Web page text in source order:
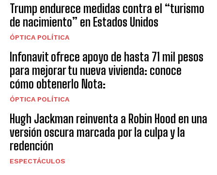
Trump endurece medidas contra el “turismo
de nacimiento” en Estados Unidos
ÓPTICA POLÍTICA
Infonavit ofrece apoyo de hasta 71 mil pesos
para mejorar tu nueva vivienda: conoce
cómo obtenerlo Nota:
ÓPTICA POLÍTICA
Hugh Jackman reinventa a Robin Hood en una
versión oscura marcada por la culpa y la
redención
ESPECTÁCULOS